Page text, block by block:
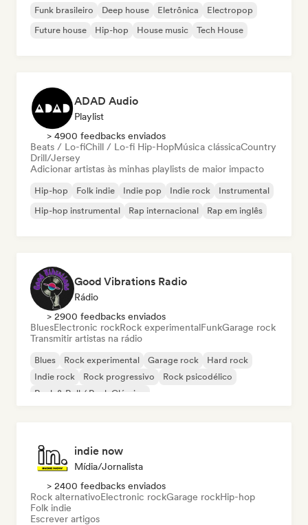
Funk brasileiro Deep house Eletrônica
Electropop
Future house
Hip-hop House music Tech House
ADAD Audio
Playlist
> 4900 feedbacks enviados
Beats / Lo-fiChill / Lo-fi Hip-HopMúsica clássicaCountry
Drill/Jersey
Adicionar artistas às minhas playlists de maior impacto
Hip-hop Folk indie Indie pop Indie rock
Instrumental
Hip-hop instrumental
Rap internacional Rap em inglês
Good Vibrations Radio
Rádio
> 2900 feedbacks enviados
BluesElectronic rockRock experimentalFunkGarage rock
Transmitir artistas na rádio
Blues Rock experimental Garage rock
Hard rock
Indie rock
Rock progressivo
Rock psicodélico
Rock & Roll / Rock Clássico
indie now
Mídia/Jornalista
> 2400 feedbacks enviados
Rock alternativoElectronic rockGarage rockHip-hop
Folk indie
Escrever artigos